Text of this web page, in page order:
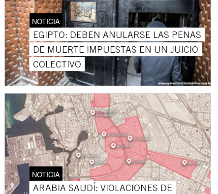
NOTICIA
EGIPTO: DEBEN ANULARSE LAS PENAS
DE MUERTE IMPUESTAS EN UN JUICIO
COLECTIVO
NOTICIA
ARABIA SAUDÍ: VIOLACIONES DE